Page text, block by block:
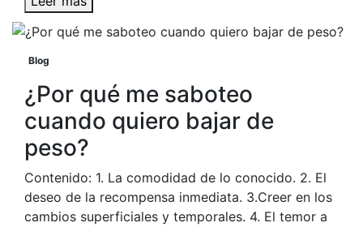
Blog
¿Por qué me saboteo
cuando quiero bajar de
peso?
Contenido: 1. La comodidad de lo conocido. 2. El
deseo de la recompensa inmediata. 3.Creer en los
cambios superficiales y temporales. 4. El temor a